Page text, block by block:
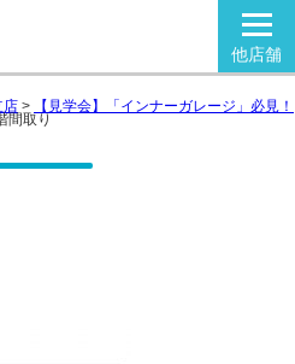
他店舗
店 > 【見学会】「インナーガレージ」必見！
間取り